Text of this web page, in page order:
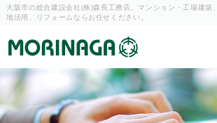
大阪市の総合建設会社(株)森長工務店。マンション・工場建築、
地活用、リフォームならお任せください。